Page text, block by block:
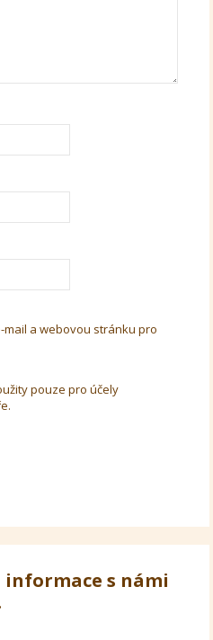
mail a webovou stránku pro
pouze pro účely
s námi